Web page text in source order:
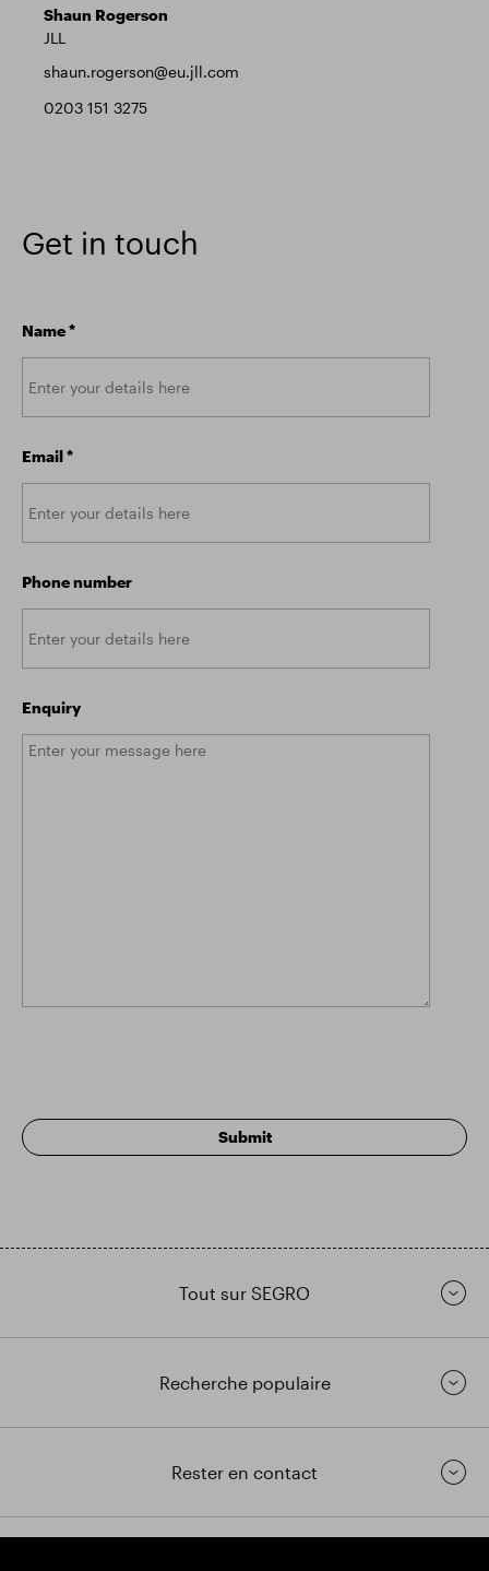
Shaun Rogerson
JLL
shaun.rogerson@eu.jll.com
0203 151 3275
Get in touch
Name*
Email*
Phone number
Enquiry
Tout sur SEGRO
Recherche populaire
Rester en contact